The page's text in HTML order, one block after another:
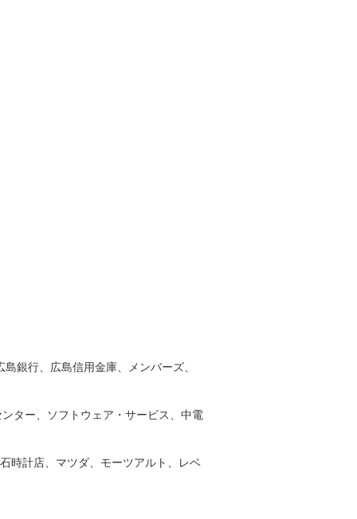
銀行、広島信用金庫、メンバーズ、
ター、ソフトウェア・サービス、中電
時計店、マツダ、モーツアルト、レベ